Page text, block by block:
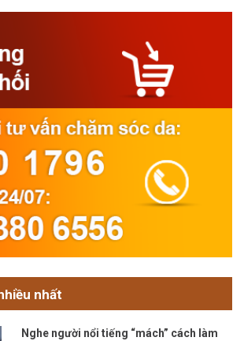
nhất
Nghe người nổi tiếng “mách” cách làm